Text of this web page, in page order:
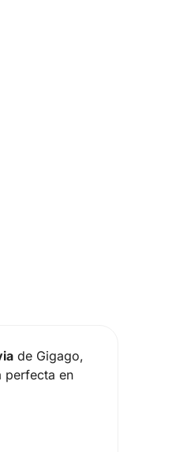
de Gigago,
perfecta en